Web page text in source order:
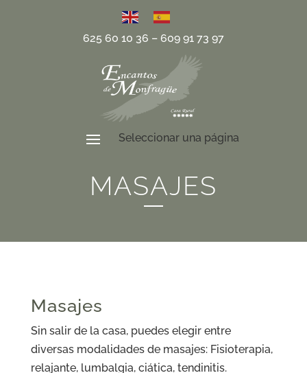
625 60 10 36 – 609 91 73 97
MASAJES
Masajes
Sin salir de la casa, puedes elegir entre
diversas modalidades de masajes: Fisioterapia,
relajante, lumbalgia, ciática, tendinitis.